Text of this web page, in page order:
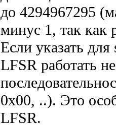
до 4294967295
минус 1, так как
Если указать для
LFSR работать
0x00, ..). Это
LFSR.